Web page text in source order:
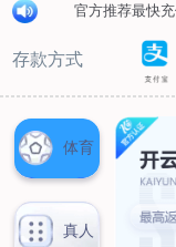
糖果包装纸
汉堡包装纸
包肉纸
吸油纸
新闻展示
公司新闻
行业资讯
联系我们